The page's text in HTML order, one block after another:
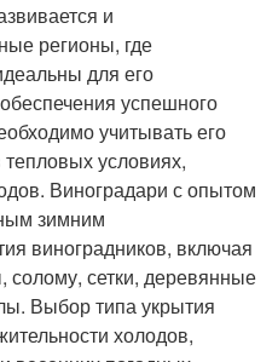
и
регионы, где
для его
успешного
учитывать его
тепловых условиях,
Виноградари с опытом
зимним
виноградников, включая
сетки, деревянные
Выбор типа укрытия
холодов,